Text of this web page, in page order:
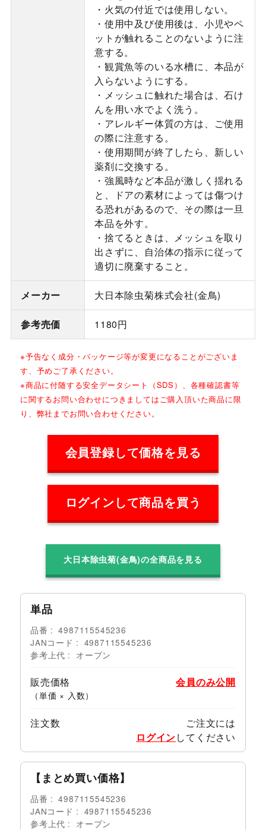
・火気の付近では使用しない。
・使用中及び使用後は、小児やペ
ットが触れることのないように注
意する。
・観賞魚等のいる水槽に、本品が
入らないようにする。
・メッシュに触れた場合は、石け
んを用い水でよく洗う。
・アレルギー体質の方は、ご使用
の際に注意する。
・使用期間が終了したら、新しい
薬剤に交換する。
・強風時など本品が激しく揺れる
と、ドアの素材によっては傷つけ
る恐れがあるので、その際は一旦
本品を外す。
・捨てるときは、メッシュを取り
出さずに、自治体の指示に従って
適切に廃棄すること。
メーカー 大日本除虫菊株式会社(金鳥)
参考売価 1180円
※予告なく成分・パッケージ等が変更になることがございま
す、予めご了承ください。
※商品に付随する安全データシート（SDS）、各種確認書等
に関するお問い合わせにつきましてはご購入頂いた商品に限
り、弊社までお問い合わせください。
会員登録して価格を見る
ログインして商品を買う
大日本除虫菊(金鳥)の全商品を見る
単品
品番
4987115545236
JANコード
4987115545236
参考上代
オープン
販売価格
（単価 × 入数）
会員のみ公開
注文数
ご注文には
ログインしてください
【まとめ買い価格】
品番
4987115545236
JANコード
4987115545236
参考上代
オープン